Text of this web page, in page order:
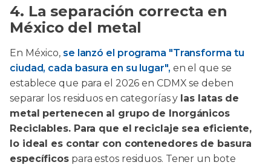
4. La separación correcta en
México del metal
En México, se lanzó el programa "Transforma tu
ciudad, cada basura en su lugar", en el que se
establece que para el 2026 en CDMX se deben
separar los residuos en categorías y las latas de
metal pertenecen al grupo de Inorgánicos
Reciclables. Para que el reciclaje sea eficiente,
lo ideal es contar con contenedores de basura
específicospara estos residuos. Tener un bote